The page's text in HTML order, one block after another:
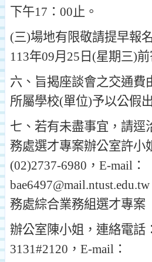
下午17 ：00 止 。
(三)場地有限敬請提早報名
113年09月 25 日 (星期三)
六 、 旨揭座談會之交通費
所屬學校(單位)予以公假
七 、 若有未盡事宜 ， 請逕
務處選才專案辦公室許小
(02)2737-6980 ，E-mail：
bae6497@mail.ntust.edu.tw
務處綜合業務組選才專案
辦公室陳小姐 ， 連絡電話
3131#2120 ，E-mail：